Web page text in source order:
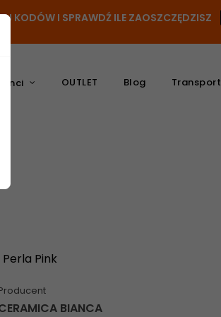
KODÓW I SPRAWDŹ ILE ZAOSZCZĘDZISZ
OUTLET Blog Transport
Perla Pink
BIANCA